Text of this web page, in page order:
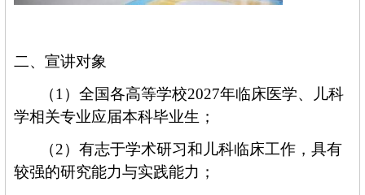
二、 宣讲对象
（1）全国各高等学校2027年临床医学、儿科
学相关专业应届本科毕业生；
（2）有志于学术研习和儿科临床工作 ，具有
较强的研究能力与实践能力；